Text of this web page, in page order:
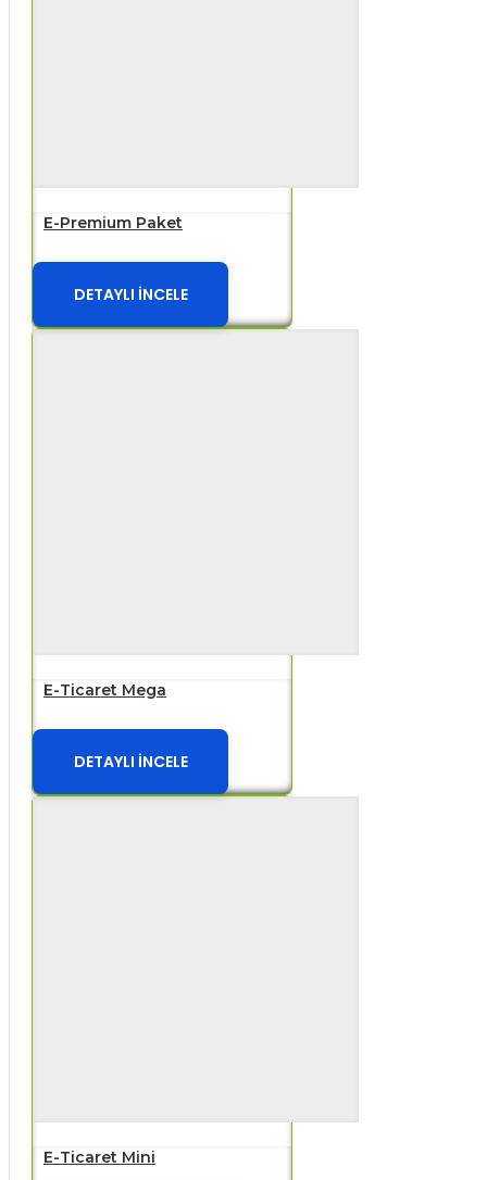
E-Premium Paket
DETAYLI İNCELE
E-Ticaret Mega
DETAYLI İNCELE
E-Ticaret Mini